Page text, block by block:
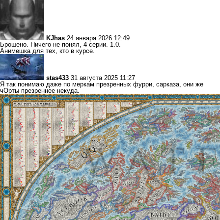
KJhas 24 января 2026 12:49
Брошено. Ничего не понял, 4 серии. 1.0.
Анимешка для тех, кто в курсе.
stas433 31 августа 2025 11:27
Я так понимаю даже по меркам презренных фурри, сарказа, они же
чОрты презреннее некуда.